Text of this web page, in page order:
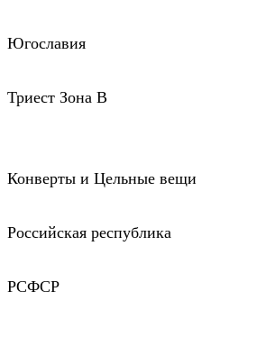
Югославия
Триест Зона В
Конверты и Цельные вещи
Российская республика
РСФСР